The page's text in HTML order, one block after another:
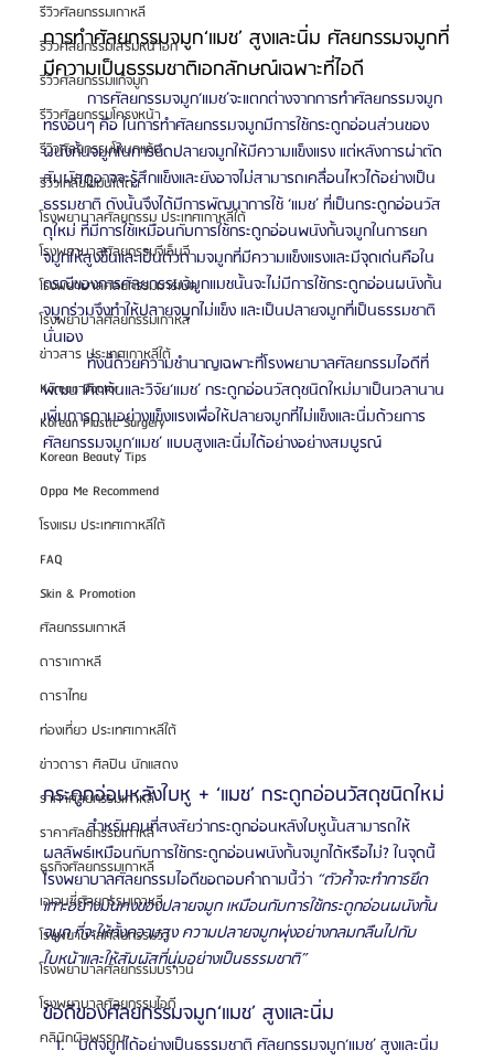
รีวิวศัลยกรรมเกาหลี
รีวิวศัลยกรรมเสริมหน้าอก
รีวิวศัลยกรรมแก้จมูก
รีวิวศัลยกรรมโครงหน้า
รีวิวศัลยกรรมโหนกแก้ม
รีวิวเกลี่ยไขมันใต้ตา
โรงพยาบาลศัลยกรรม ประเทศเกาหลีใต้
โรงพยาบาลศัลยกรรมจีเอ็นจี
โรงพยาบาลศัลยกรรมมาร์เบิ้ล
โรงพยาบาลศัลยกรรมเกาหลี
ข่าวสาร ประเทศเกาหลีใต้
Korean Doctor
Korean Plastic Surgery
Korean Beauty Tips
Oppa Me Recommend
โรงแรม ประเทศเกาหลีใต้
FAQ
Skin & Promotion
ศัลยกรรมเกาหลี
ดาราเกาหลี
ดาราไทย
ท่องเที่ยว ประเทศเกาหลีใต้
ข่าวดารา ศิลปิน นักแสดง
ราคาศัลยกรรมเกาหลี
ราคาศัลยกรรมเกาหลี
ธุรกิจศัลยกรรมเกาหลี
เอเจนซี่ศัลยกรรมเกาหลี
โรงพยาบาลศัลยกรรมวิว
โรงพยาบาลศัลยกรรมบราวน์
โรงพยาบาลศัลยกรรมไอดี
คลินิกผิวพรรณ
การทำศัลยกรรมจมูก‘แมช’ สูงและนิ่ม ศัลยกรรมจมูกที่
มีความเป็นธรรมชาติเอกลักษณ์เฉพาะที่ไอดี
	การศัลยกรรมจมูก‘แมช’จะแตกต่างจากการทำศัลยกรรมจมูก
ทรงอื่นๆ คือ ในการทำศัลยกรรมจมูกมีการใช้กระดูกอ่อนส่วนของ
ผนังกั้นจมูกในการยึดปลายจมูกให้มีความแข็งแรง แต่หลังการผ่าตัด
สัมผัสดูอาจจะรู้สึกแข็งและยังอาจไม่สามารถเคลื่อนไหวได้อย่างเป็น
ธรรมชาติ ดังนั้นจึงได้มีการพัฒนาการใช้ ‘แมช’ ที่เป็นกระดูกอ่อนวัส
ดุใหม่ ที่มีการใช้เหมือนกับการใช้กระดูกอ่อนพนังกั้นจมูกในการยก
จมูกให้สูงขึ้นและเป็นตัวดามจมูกที่มีความแข็งแรงและมีจุดเด่นคือใน
กรณีของการศัลยกรรมจมูกแมชนั้นจะไม่มีการใช้กระดูกอ่อนผนังกั้น
จมูกร่วมจึงทำให้ปลายจมูกไม่แข็ง และเป็นปลายจมูกที่เป็นธรรมชาติ
นั่นเอง
	ทั้งนี้ด้วยความชำนาญเฉพาะที่โรงพยาบาลศัลยกรรมไอดีที่
พัฒนาคิดค้นและวิจัย‘แมช’ กระดูกอ่อนวัสดุชนิดใหม่มาเป็นเวลานาน
เพิ่มการดามอย่างแข็งแรงเพื่อให้ปลายจมูกที่ไม่แข็งและนิ่มด้วยการ
ศัลยกรรมจมูก‘แมช’ แบบสูงและนิ่มได้อย่างอย่างสมบูรณ์
กระดูกอ่อนหลังใบหู + ‘แมช’ กระดูกอ่อนวัสดุชนิดใหม่
	สำหรับคนที่สงสัยว่ากระดูกอ่อนหลังใบหูนั้นสามารถให้
ผลลัพธ์เหมือนกับการใช้กระดูกอ่อนพนังกั้นจมูกได้หรือไม่? ในจุดนี้
โรงพยาบาลศัลยกรรมไอดีขอตอบคำถามนี้ว่า “ตัวค้ำจะทำการยึด
เกาะอย่างมั่นคงของปลายจมูก เหมือนกับการใช้กระดูกอ่อนผนังกั้น
จมูก ที่จะให้ทั้งความสูง ความปลายจมูกพุ่งอย่างกลมกลืนไปกับ
ใบหน้าและให้สัมผัสที่นุ่มอย่างเป็นธรรมชาติ”
ข้อดีของศัลยกรรมจมูก‘แมช’ สูงและนิ่ม
บิดจมูกได้อย่างเป็นธรรมชาติ ศัลยกรรมจมูก‘แมช’ สูงและนิ่ม